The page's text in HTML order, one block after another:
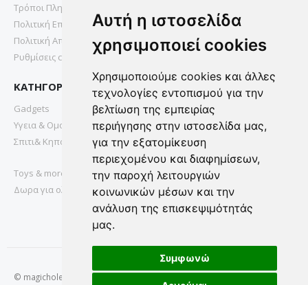
Αυτή η ιστοσελίδα
χρησιμοποιεί cookies
Χρησιμοποιούμε cookies και άλλες
τεχνολογίες εντοπισμού για την
βελτίωση της εμπειρίας
περιήγησης στην ιστοσελίδα μας,
για την εξατομίκευση
περιεχομένου και διαφημίσεων,
την παροχή λειτουργιών
κοινωνικών μέσων και την
ανάλυση της επισκεψιμότητάς
μας.
Συμφωνώ
Τρόποι Πληρωμής
Πολιτική Επιστροφών
Πολιτική Απορρήτου
Ρυθμίσεις cookies
ΚΑΤΗΓΟΡΙΕΣ
Gadgets
Υγεια & Ομορφια
Σπιτι& Κηπος
Toys & more
Δωρα για ολους
© magichole.gr 2022. All Rights Reserved.